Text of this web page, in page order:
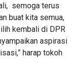
semoga terus
buat kita semua,
kembali di DPR
aspirasi
harap tokoh